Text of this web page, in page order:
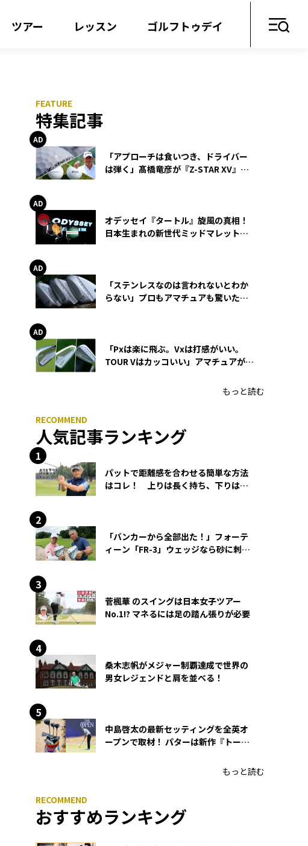
ツアー レッスン ゴルフトゥデイ
特集記事
「アプローチは食いつき、ドライバー
は弾く」髙橋竜彦が『Z-STAR XV』を
オデッセイ『タートル』旋風の真相！
日本生まれの新世代ミッドマレットが
「ステンレスなのは言われないとわか
らない」プロもアマチュアも驚いた
「Pxは楽に飛ぶ。Vxは打感がいい。
TOUR Vはカッコいい」アマチュアが選
もっと読む
人気記事ランキング
パットで距離感を合わせる簡単な方法
はコレ！ 上りは長く持ち、下りは短
「バンカーから全部出た！」フォーテ
ィーン「FR-3」ウェッジなら砂に刺さ
菅楓華 のスイングは日本女子ツアー
No.1!? マネるには足の踏ん張りが必要
桑木志帆がメジャー制覇達成で世界の
男女レジェンドと肩を並べる！
中島啓太の最新セッティングを全英オ
ープンで取材！ パターは新作『トーチ
もっと読む
おすすめランキング